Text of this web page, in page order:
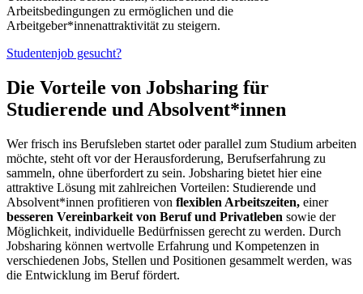
Arbeitsbedingungen zu ermöglichen und die
Arbeitgeber*innenattraktivität zu steigern.
Studentenjob gesucht?
Die Vorteile von Jobsharing für
Studierende und Absolvent*innen
Wer frisch ins Berufsleben startet oder parallel zum Studium arbeiten
möchte, steht oft vor der Herausforderung, Berufserfahrung zu
sammeln, ohne überfordert zu sein. Jobsharing bietet hier eine
attraktive Lösung mit zahlreichen Vorteilen: Studierende und
Absolvent*innen profitieren von flexiblen Arbeitszeiten, einer
besseren Vereinbarkeit von Beruf und Privatleben sowie der
Möglichkeit, individuelle Bedürfnissen gerecht zu werden. Durch
Jobsharing können wertvolle Erfahrung und Kompetenzen in
verschiedenen Jobs, Stellen und Positionen gesammelt werden, was
die Entwicklung im Beruf fördert.